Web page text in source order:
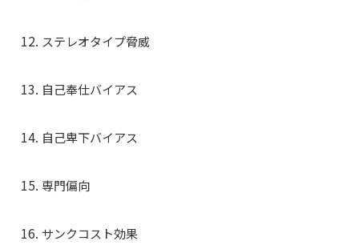
ステレオタイプ脅威
自己奉仕バイアス
自己卑下バイアス
専門偏向
サンクコスト効果